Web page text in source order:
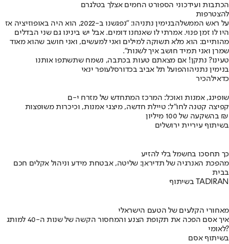
הכתבות ועידכוני הספורט החמים אצלך בטלגרם
להצטרפות
על ראש הממשלהבנימין נתניהו
: "נפגשנו ב-2022, הוא היה באופוזיציה אז
היו לו זמן פנוי. אמרתי לו שאנחנו דומים. אבל יש בינינו גם שני הבדלים
מהותיים: הוא מלא תשוקה למילים ואני למעשים, ואני חושב שהוא מאוד
שמרן ואני תמיד חושב איך לשנות".
טעינו? נתקן! אם מצאתם טעות בכתבה, נשמח שתשתפו אותנו
בנימין נתניהוהפועל תל אביב בכדורסלעופר ינאי
כדאילהכיר
שופינג, אמנות ואוכל: המרכז המתחדש של מזרח י-ם
קפיצה קטנה לחו"ל: טיילת חדשה, מיצגי אמנות, וכיכרות משופצות
בהשקעה של 100 מיליון ₪
בשיתוף עיריית ירושלים
כך תחסכו בחשמל בלי להזיע
מהפכת האנרגיה של תדיראן: שליטה, אבטחת מידע וניהול אקלים חכם
בבית
בשיתוף TADIRAN
מאחורי הקלעים של הטעם הישראלי
איך אסם הפכה את תקופת הצנע והמחסור הקשה של שנות ה-40 למותג
לאומי?
בשיתוף אסם